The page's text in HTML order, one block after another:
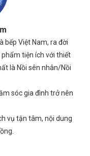
bếp Việt Nam, ra đời
tiện ích với thiết
là Nồi sên nhân/Nồi
sóc gia đình trở nên
vụ tận tâm, nội dung